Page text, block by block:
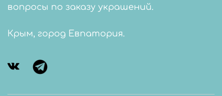
вопросы по заказу украшений.
Крым, город Евпатория.